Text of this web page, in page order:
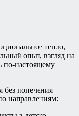
тепло,
опыт, взгляд на
по-настоящему
попечения
направлениям: